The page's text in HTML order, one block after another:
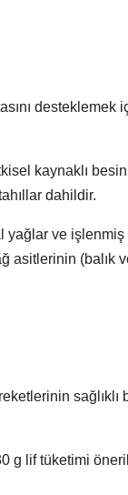
desteklemek
kaynaklı
dahildir.
yağlar ve işlenmiş
asitlerinin (balık
sağlıklı
g lif tüketimi